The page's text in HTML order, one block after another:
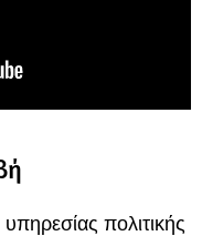
πολιτικής